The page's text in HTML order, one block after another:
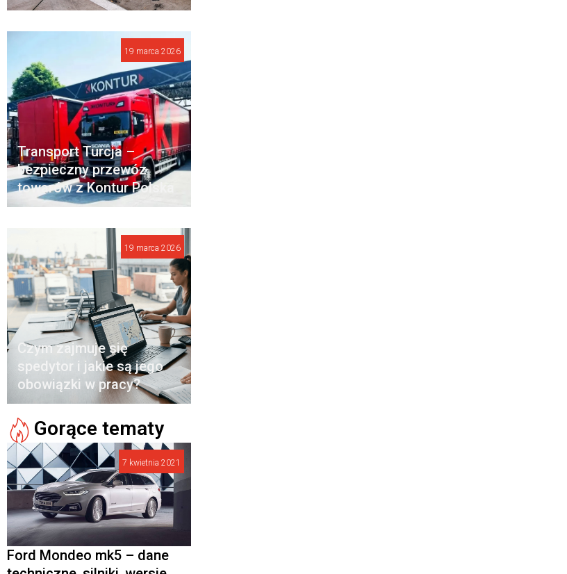
Transport Turcja –
bezpieczny przewóz
towarów z Kontur Polska
19 marca 2026
Czym zajmuje się
spedytor i jakie są jego
obowiązki w pracy?
19 marca 2026
Gorące tematy
7 kwietnia 2021
Ford Mondeo mk5 – dane